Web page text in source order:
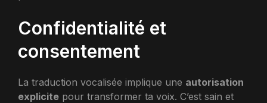
Confidentialité et
consentement
La traduction vocalisée implique une autorisation
explicite pour transformer ta voix. C’est sain et